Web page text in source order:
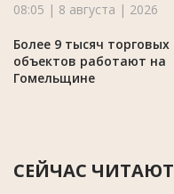
08:05 | 8 августа | 2026
Более 9 тысяч торговых
объектов работают на
Гомельщине
СЕЙЧАС ЧИТАЮТ